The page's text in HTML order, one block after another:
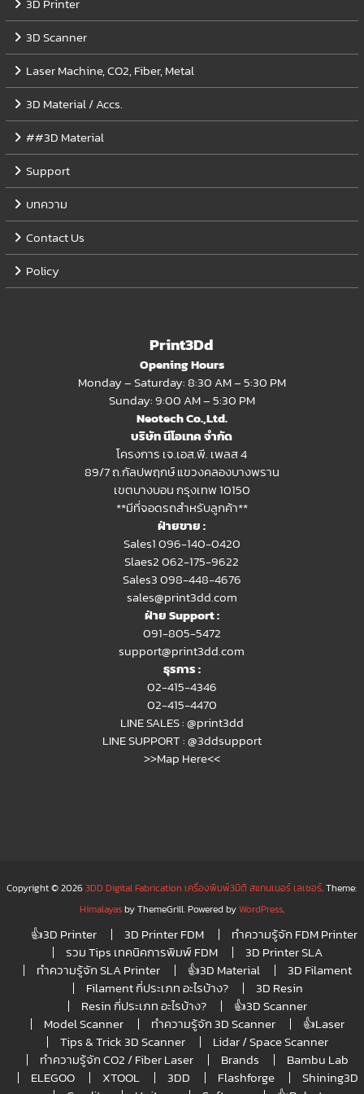
3D Scanner
Laser Machine, CO2, Fiber, Metal
3D Material / Accs.
##3D Material
Support
บทความ
Contact Us
Policy
Print3Dd
Opening Hours
Monday – Saturday: 8:30 AM – 5:30 PM
Sunday: 9:00 AM – 5:30 PM
Neotech Co.,Ltd.
บริษัท นีโอเทค จำกัด
โครงการ เจ.เอส.พี. เพลส 4
89/7 ถ.กัลปพฤกษ์ แขวงคลองบางพราน
เขตบางบอน กรุงเทพ 10150
**มีที่จอดรถสำหรับลูกค้า**
ฝ่ายขาย :
Sales1 096-140-0420
Slaes2062-175-9622
Sales3 098-448-4676
sales@print3dd.com
ฝ่าย Support :
091-805-5472
support@print3dd.com
ธุรการ :
02-415-4346
02-415-4470
LINE SALES :@print3dd
LINE SUPPORT :@3ddsupport
>>Map Here<<
Copyright © 20263DD Digital Fabrication เครื่องพิมพ์3มิติ สแกนเนอร์ เลเซอร์. Theme:
Himalayasby ThemeGrill. Powered byWordPress.
👍3D Printer 3D Printer FDM
ทำความรู้จัก FDM Printer
รวม Tips เทคนิคการพิมพ์ FDM
3D Printer SLA
ทำความรู้จัก SLA Printer
👍3D Material
3D Filament
Filament กี่ประเภท อะไรบ้าง?
3D Resin
Resin กี่ประเภท อะไรบ้าง?
👍3D Scanner
Model Scanner
ทำความรู้จัก 3D Scanner
👍Laser
Tips & Trick 3D Scanner
Lidar / Space Scanner
ทำความรู้จัก CO2 / Fiber Laser
Brands
Bambu Lab
ELEGOO
XTOOL 3DD Flashforge
Shining3D